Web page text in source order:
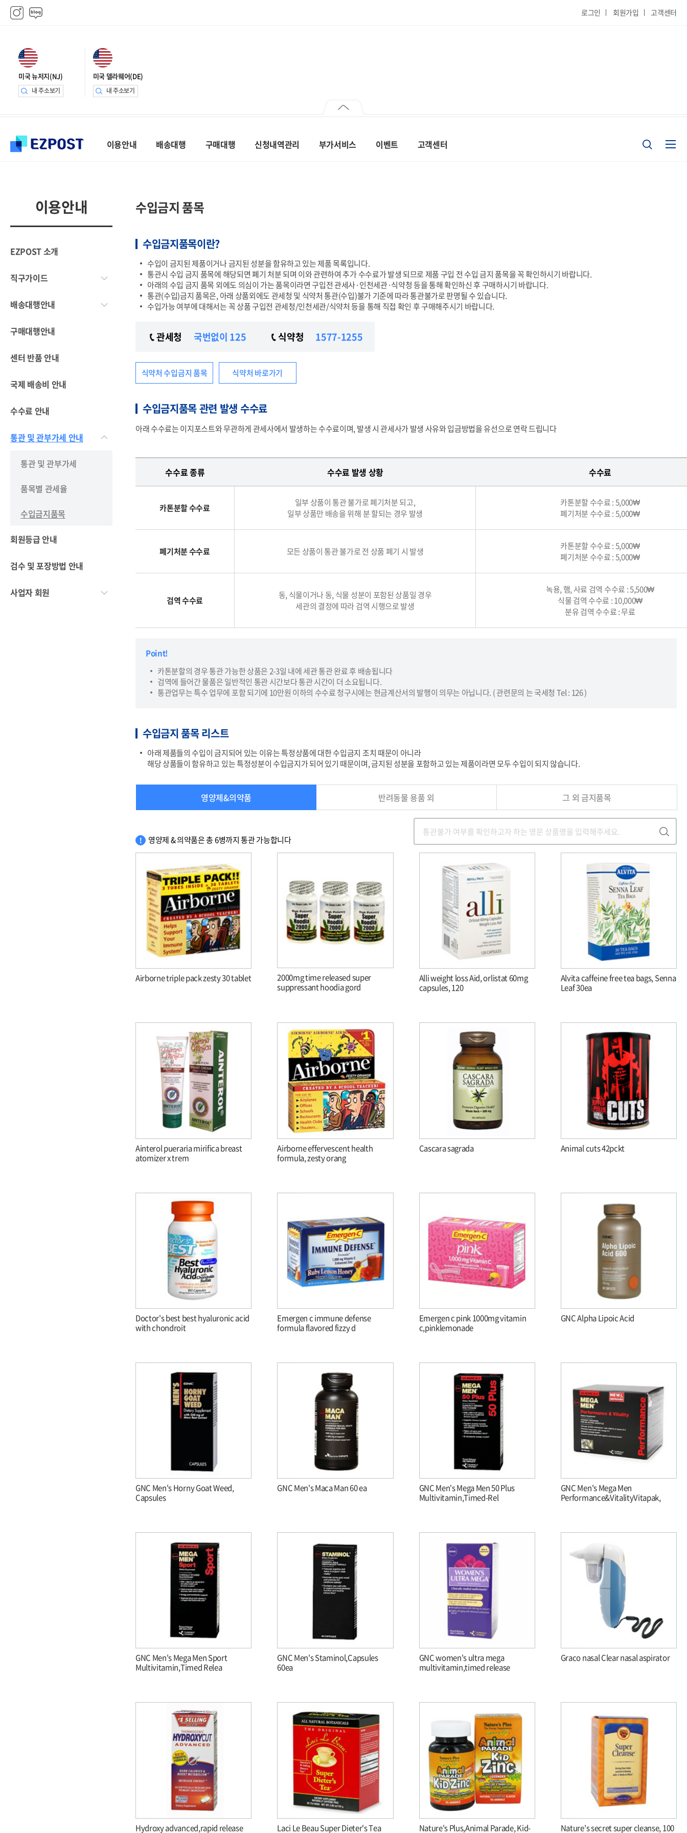
로그인 회원가입 고객센터
미국 뉴저지(NJ)
내 주소보기
미국 델라웨어(DE)
내 주소보기
이용안내 배송대행 구매대행 신청내역관리 부가서비스 이벤트 고객센터
이용안내
EZPOST 소개
직구가이드
배송대행안내
구매대행안내
센터 반품 안내
국제 배송비 안내
수수료 안내
통관 및 관부가세 안내
통관 및 관부가세
품목별 관세율
수입금지품목
회원등급 안내
검수 및 포장방법 안내
사업자 회원
수입금지 품목
수입금지품목이란?
수입이 금지된 제품이거나 금지된 성분을 함유하고 있는 제품 목록입니다.
통관시 수입 금지 품목에 해당되면 폐기 처분 되며 이와 관련하여 추가 수수료가 발생 되므로 제품 구입 전 수입 금지 품목을 꼭 확인하시기 바랍니다.
아래의 수입 금지 품목 외에도 의심이 가는 품목이라면 구입전 관세사·인천세관·식약청 등을 통해 확인하신 후 구매하시기 바랍니다.
통관(수입)금지 품목은, 아래 상품외에도 관세청 및 식약처 통관(수입)불가 기준에 따라 통관불가로 판명될 수 있습니다.
수입가능 여부에 대해서는 꼭 상품 구입전 관세청/인천세관/식약처 등을 통해 직접 확인 후 구매해주시기 바랍니다.
관세청 국번없이 125 식약청 1577-1255
식약처 수입금지 품목 식약처 바로가기
수입금지품목 관련 발생 수수료
아래 수수료는 이지포스트와 무관하게 관세사에서 발생하는 수수료이며, 발생 시 관세사가 발생 사유와 입금방법을 유선으로 연락 드립니다
수수료 종류 수수료 발생 상황 수수료
카톤분할 수수료
일부 상품이 통관 불가로 폐기처분 되고,
일부 상품만 배송을 위해 분 할되는 경우 발생
카톤분할 수수료 : 5,000₩
폐기처분 수수료 : 5,000₩
폐기처분 수수료 모든 상품이 통관 불가로 전 상품 폐기 시 발생
카톤분할 수수료 : 5,000₩
폐기처분 수수료 : 5,000₩
검역 수수료
동, 식물이거나 동, 식물 성분이 포함된 상품일 경우
세관의 결정에 따라 검역 시행으로 발생
녹용, 햄, 사료 검역 수수료 : 5,500₩
식물 검역 수수료 : 10,000₩
분유 검역 수수료 : 무료
Point!
카톤분할의 경우 통관 가능한 상품은 2-3일 내에 세관 통관 완료 후 배송됩니다
검역에 들어간 물품은 일반적인 통관 시간보다 통관 시간이 더 소요됩니다.
통관업무는 특수 업무에 포함 되기에 10만원 이하의 수수료 청구시에는 현금계산서의 발행이 의무는 아닙니다. ( 관련문의 는 국세청 Tel : 126 )
수입금지 품목 리스트
아래 제품들의 수입이 금지되어 있는 이유는 특정상품에 대한 수입금지 조치 때문이 아니라
해당 상품들이 함유하고 있는 특정성분이 수입금지가 되어 있기 때문이며, 금지된 성분을 포함하고 있는 제품이라면 모두 수입이 되지 않습니다.
영양제&의약품 반려동물 용품 외 그 외 금지품목
영양제 & 의약품은 총 6병까지 통관 가능합니다
Airborne triple pack zesty 30 tablet
2000mg time released super
suppressant hoodia gord
Alli weight loss Aid, orlistat 60mg
capsules, 120
Alvita caffeine free tea bags, Senna
Leaf 30ea
Ainterol pueraria mirifica breast
atomizer x trem
Airborne effervescent health
formula, zesty orang
Cascara sagrada Animal cuts 42pckt
Doctor's best best hyaluronic acid
with chondroit
Emergen c immune defense
formula flavored fizzy d
Emergen c pink 1000mg vitamin
c,pinklemonade
GNC Alpha Lipoic Acid
GNC Men's Horny Goat Weed,
Capsules
GNC Men's Maca Man 60 ea
GNC Men's Mega Men 50 Plus
Multivitamin,Timed-Rel
GNC Men's Mega Men
Performance&VitalityVitapak,
GNC Men's Mega Men Sport
Multivitamin,Timed Relea
GNC Men's Staminol,Capsules
60ea
GNC women's ultra mega
multivitamin,timed release
Graco nasal Clear nasal aspirator
Hydroxy advanced,rapid release
Laci Le Beau Super Dieter's Tea
Nature's Plus,Animal Parade, Kid-
Nature's secret super cleanse, 100